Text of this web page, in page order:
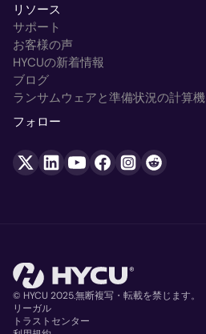
リソース
サポート
お客様の声
HYCUの新着情報
ブログ
ランサムウェアと準備状況の計算機
フォロー
© HYCU 2025.無断複写・転載を禁じます。
リーガル
トラストセンター